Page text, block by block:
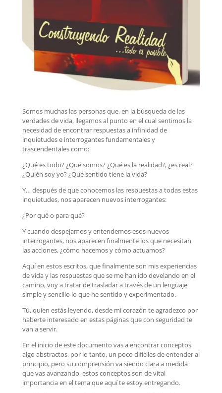
Somos muchas las personas que, en la búsqueda de las
verdades de vida, llegamos al punto en el cual sentimos la
necesidad de encontrar respuestas a infinidad de
inquietudes e interrogantes fundamentales y
trascendentales como:
¿Qué es todo? ¿Qué somos? ¿Qué es la realidad?, ¿es real?
¿Quién soy yo? ¿Qué sentido tiene la vida?
Y… después de que conocemos las respuestas a todas estas
inquietudes, nos aparecen nuevos interrogantes:
¿Por qué o para qué?
Y cuando despejamos y entendemos esos nuevos
interrogantes, nos aparecen finalmente los que necesitan
las acciones, ¿cómo hacemos y cómo actuamos?
Aquí en estos escritos, que finalmente son mis experiencias
de vida y las respuestas que se me han ido develando en el
camino, voy a tratar de trasladar a través de un lenguaje
simple y sencillo lo que he sentido y experimentado.
Tú, quien estás leyendo, desde mi corazón te agradezco por
haberte interesado en estas páginas que con seguridad te
van a servir.
En el inicio de este documento vas a encontrar conceptos
algo abstractos, por lo tanto, un poco difíciles de entender al
principio, pero su comprensión va siendo clara a medida
que vas avanzando, estos conceptos son de vital
importancia en el tema que aquí te estoy entregando.